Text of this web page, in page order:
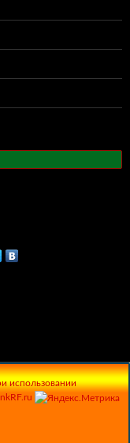
использовании